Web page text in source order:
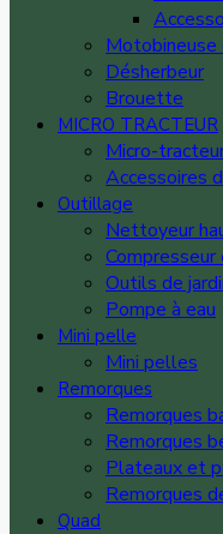
Désherbeur
Brouette
MICRO TRACTEUR
Micro-
Accessoires
Outillage
Nettoyeur
Outils de
Pompe à eau
Mini pelle
Mini pelles
Remorques
Remorques
Remorques
Plateaux et
Remorques
Quad